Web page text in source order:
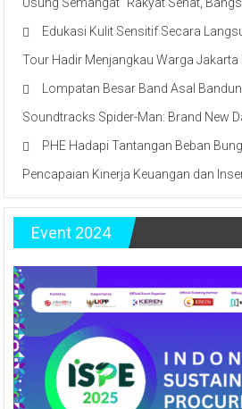
Edukasi Kulit Sensitif Secara
Tour Hadir Menjangkau Warga
Lompatan Besar Band Asal
Soundtracks Spider-Man: Brand New
PHE Hadapi Tantangan Beban
Pencapaian Kinerja Keuangan dan
Event 2024